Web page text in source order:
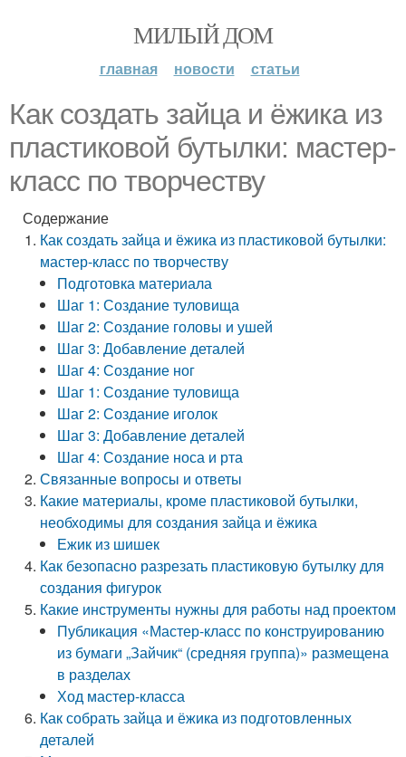
МИЛЫЙ ДОМ
главная новости статьи
Как создать зайца и ёжика из
пластиковой бутылки: мастер-
класс по творчеству
Содержание
Как создать зайца и ёжика из пластиковой бутылки:
мастер-класс по творчеству
Подготовка материала
Шаг 1: Создание туловища
Шаг 2: Создание головы и ушей
Шаг 3: Добавление деталей
Шаг 4: Создание ног
Шаг 1: Создание туловища
Шаг 2: Создание иголок
Шаг 3: Добавление деталей
Шаг 4: Создание носа и рта
Связанные вопросы и ответы
Какие материалы, кроме пластиковой бутылки,
необходимы для создания зайца и ёжика
Ежик из шишек
Как безопасно разрезать пластиковую бутылку для
создания фигурок
Какие инструменты нужны для работы над проектом
Публикация «Мастер-класс по конструированию
из бумаги „Зайчик“ (средняя группа)» размещена
в разделах
Ход мастер-класса
Как собрать зайца и ёжика из подготовленных
деталей